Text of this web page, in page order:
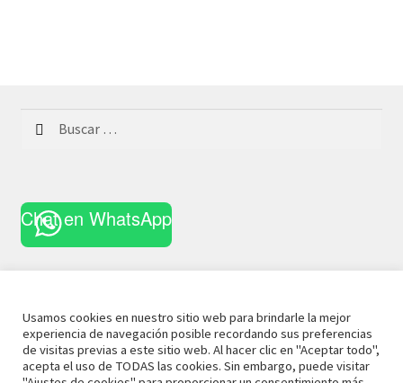
Chat en WhatsApp
© 2021 La Casa CuriosaAviso Legal
Términos y
Condiciones
Política de Privacidad Política de Cookies
Usamos cookies en nuestro sitio web para brindarle la mejor
experiencia de navegación posible recordando sus preferencias
de visitas previas a este sitio web. Al hacer clic en "Aceptar todo",
acepta el uso de TODAS las cookies. Sin embargo, puede visitar